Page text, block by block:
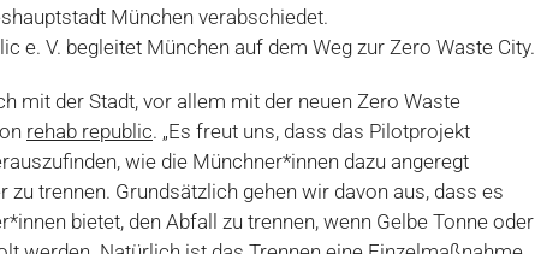
München verabschiedet.
e. V. begleitet München auf dem Weg zur Zero Waste City.
mit der Stadt, vor allem mit der neuen Zero Waste
rehab republic. „Es freut uns, dass das Pilotprojekt
wie die Münchner*innen dazu angeregt
zu trennen. Grundsätzlich gehen wir davon aus, dass es
bietet, den Abfall zu trennen, wenn Gelbe Tonne oder